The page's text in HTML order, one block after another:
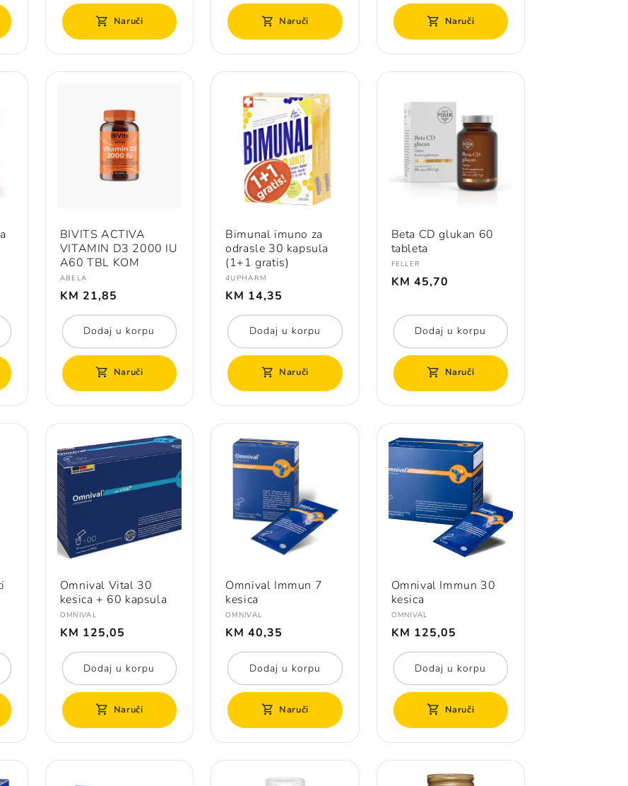
Naruči Naruči Naruči
BIVITS ACTIVA
VITAMIN D3 2000 IU
A60 TBL KOM
Prodavač:
ABELA
Redovna
cijena
KM 21,85
Dodaj u korpu
Naruči
Bimunal imuno za
odrasle 30 kapsula
(1+1 gratis)
Prodavač:
4UPHARM
Redovna
cijena
KM 14,35
Dodaj u korpu
Naruči
Beta CD glukan 60
tableta
Prodavač:
FELLER
Redovna
cijena
KM 45,70
Dodaj u korpu
Naruči
Omnival Vital 30
kesica + 60 kapsula
Prodavač:
OMNIVAL
Redovna
cijena
KM 125,05
Dodaj u korpu
Naruči
Omnival Immun 7
kesica
Prodavač:
OMNIVAL
Redovna
cijena
KM 40,35
Dodaj u korpu
Naruči
Omnival Immun 30
kesica
Prodavač:
OMNIVAL
Redovna
cijena
KM 125,05
Dodaj u korpu
Naruči